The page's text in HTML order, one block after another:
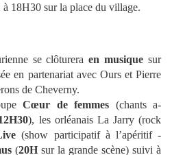
18H30 sur la place du village.
se clôtureraen musique sur
en partenariat avec Ours et Pierre
de Cheverny.
Cœur de femmes (chants a-
), les orléanais La Jarry (rock
(show participatif à l’apéritif -
(20H sur la grande scène) suivi à